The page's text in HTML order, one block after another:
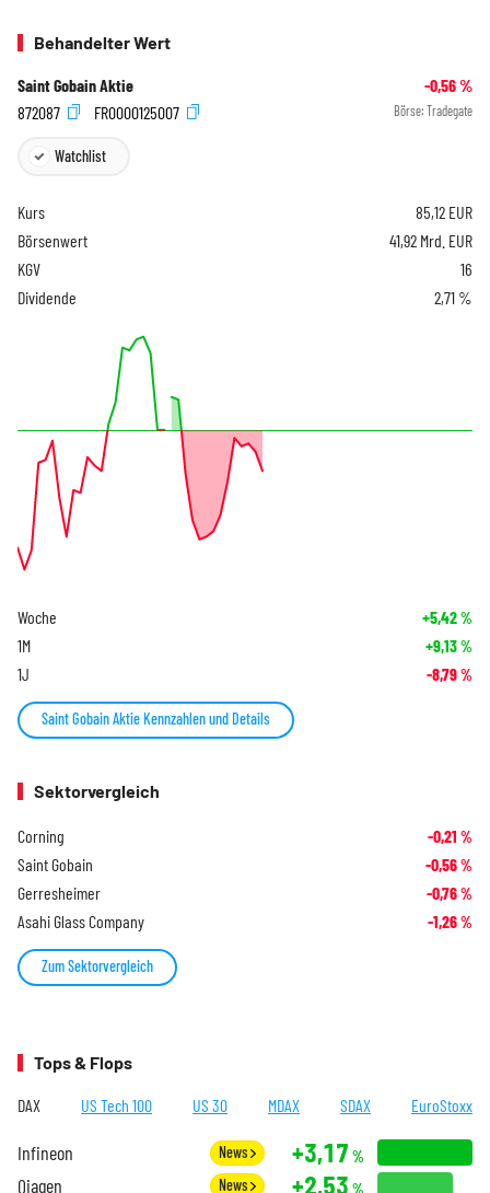
Behandelter Wert
Saint Gobain Aktie -0,56%
872087
FR0000125007 Börse: Tradegate
Watchlist
Kurs 85,12 EUR
Börsenwert
41,92 Mrd. EUR
KGV
16
Dividende
2,71 %
Woche +5,42%
1M +9,13%
1J -8,79%
Saint Gobain Aktie Kennzahlen und Details
Sektorvergleich
Corning -0,21 %
Saint Gobain -0,56%
Gerresheimer -0,76%
Asahi Glass Company -1,26%
Zum Sektorvergleich
Tops & Flops
DAX US Tech 100 US 30 MDAX SDAX EuroStoxx
Infineon News +3,17 %
Qiagen News +2,53